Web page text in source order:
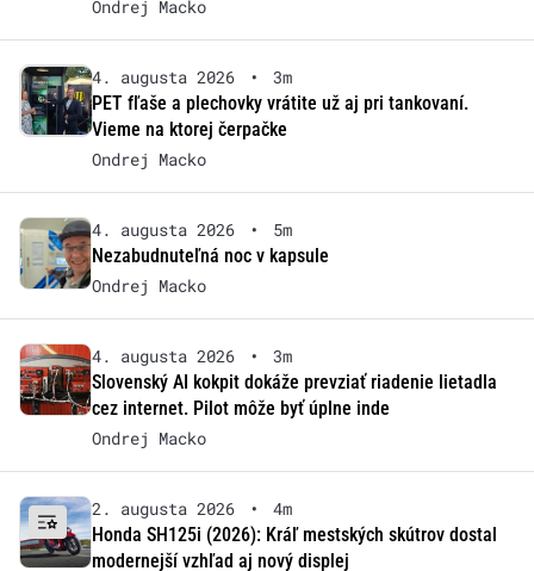
Ondrej Macko
4. augusta 2026 •
3m
PET fľaše a plechovky vrátite už aj pri tankovaní.
Vieme na ktorej čerpačke
Ondrej Macko
4. augusta 2026 •
5m
Nezabudnuteľná noc v kapsule
Ondrej Macko
4. augusta 2026 •
3m
Slovenský AI kokpit dokáže prevziať riadenie lietadla
cez internet. Pilot môže byť úplne inde
Ondrej Macko
2. augusta 2026 •
4m
Honda SH125i (2026): Kráľ mestských skútrov dostal
modernejší vzhľad aj nový displej